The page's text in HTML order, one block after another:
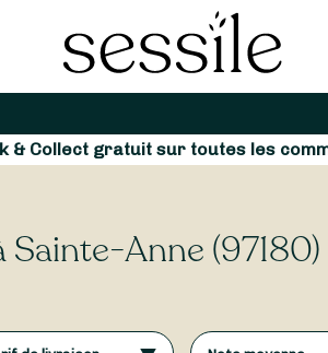
& Collect gratuit sur toutes les
Anne (97180)